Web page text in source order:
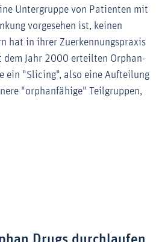
Untergruppe von Patienten mit
vorgesehen ist, keinen
hat in ihrer Zuerkennungspraxis
Jahr 2000 erteilten Orphan-
ein "Slicing", also eine Aufteilung
"orphanfähige" Teilgruppen,